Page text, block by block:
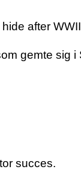
after
gemte sig i
succes.